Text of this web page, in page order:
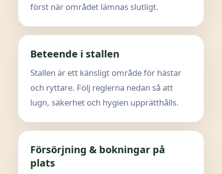
först när området lämnas slutligt.
Beteende i stallen
Stallen är ett känsligt område för hästar
och ryttare. Följ reglerna nedan så att
lugn, säkerhet och hygien upprätthålls.
Försörjning & bokningar på
plats